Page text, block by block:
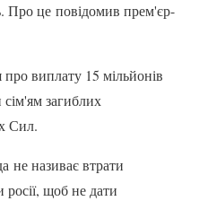
Про це повідомив прем'єр-
виплату 15 мільйонів
загиблих
Сил.
не називає втрати
росії, щоб не дати